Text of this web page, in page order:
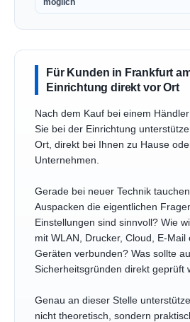
Für Kunden in Frankfurt
Einrichtung direkt vor Ort
Nach dem Kauf bei einem
Sie bei der Einrichtung
Ort, direkt bei Ihnen zu Hause
Unternehmen.
Gerade bei neuer Technik
Auspacken die eigentlichen
Einstellungen sind sinnvoll? Wie
mit WLAN, Drucker, Cloud, E-
Geräten verbunden? Was sollte
Sicherheitsgründen direkt geprüft
Genau an dieser Stelle
nicht theoretisch, sondern